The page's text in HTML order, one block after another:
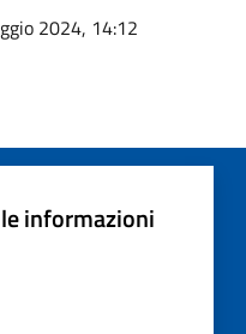
2024, 14:12
informazioni